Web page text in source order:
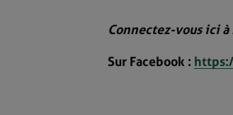
Connectez-vous ici
Sur Facebook :